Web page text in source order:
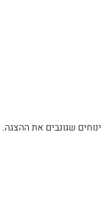
שגונבים את ההצגה.